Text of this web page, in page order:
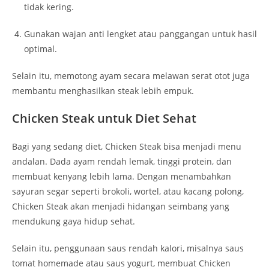
tidak kering.
Gunakan wajan anti lengket atau panggangan untuk hasil
optimal.
Selain itu, memotong ayam secara melawan serat otot juga
membantu menghasilkan steak lebih empuk.
Chicken Steak untuk Diet Sehat
Bagi yang sedang diet, Chicken Steak bisa menjadi menu
andalan. Dada ayam rendah lemak, tinggi protein, dan
membuat kenyang lebih lama. Dengan menambahkan
sayuran segar seperti brokoli, wortel, atau kacang polong,
Chicken Steak akan menjadi hidangan seimbang yang
mendukung gaya hidup sehat.
Selain itu, penggunaan saus rendah kalori, misalnya saus
tomat homemade atau saus yogurt, membuat Chicken